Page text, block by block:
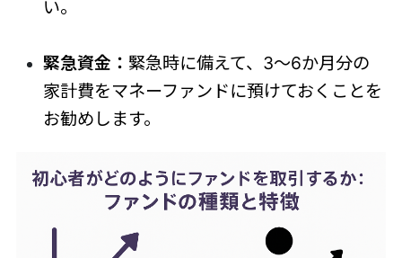
い。
緊急資金： 緊急時に備えて、3～6か月分の
家計費をマネーファンドに預けておくことを
お勧めします。